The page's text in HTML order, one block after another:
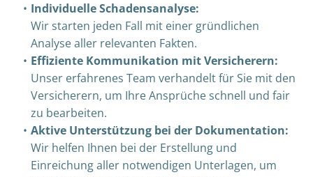
Individuelle Schadensanalyse:
Wir starten jeden Fall mit einer gründlichen
Analyse aller relevanten Fakten.
Effiziente Kommunikation mit Versicherern:
Unser erfahrenes Team verhandelt für Sie mit den
Versicherern, um Ihre Ansprüche schnell und fair
zu bearbeiten.
Aktive Unterstützung bei der Dokumentation:
Wir helfen Ihnen bei der Erstellung und
Einreichung aller notwendigen Unterlagen, um